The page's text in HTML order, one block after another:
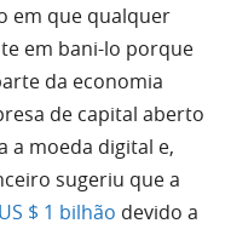
em que qualquer
em bani-lo porque
da economia
de capital aberto
a moeda digital e,
sugeriu que a
US $ 1 bilhão devido a